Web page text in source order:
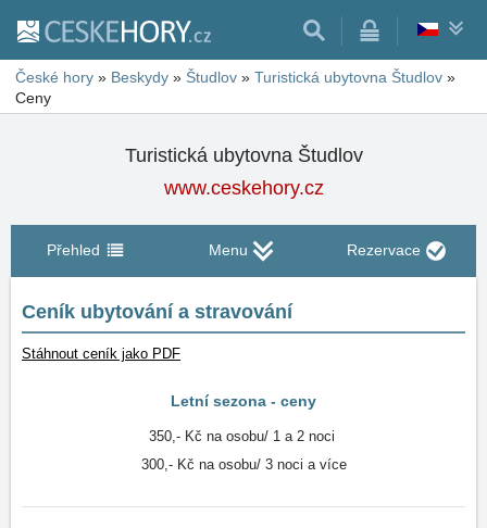
České hory » Beskydy » Študlov » Turistická ubytovna Študlov »
Ceny
Turistická ubytovna Študlov
www.ceskehory.cz
Přehled Menu Rezervace
Ceník ubytování a stravování
Stáhnout ceník jako PDF
Letní sezona - ceny
350,- Kč na osobu/ 1 a 2 noci
300,- Kč na osobu/ 3 noci a více